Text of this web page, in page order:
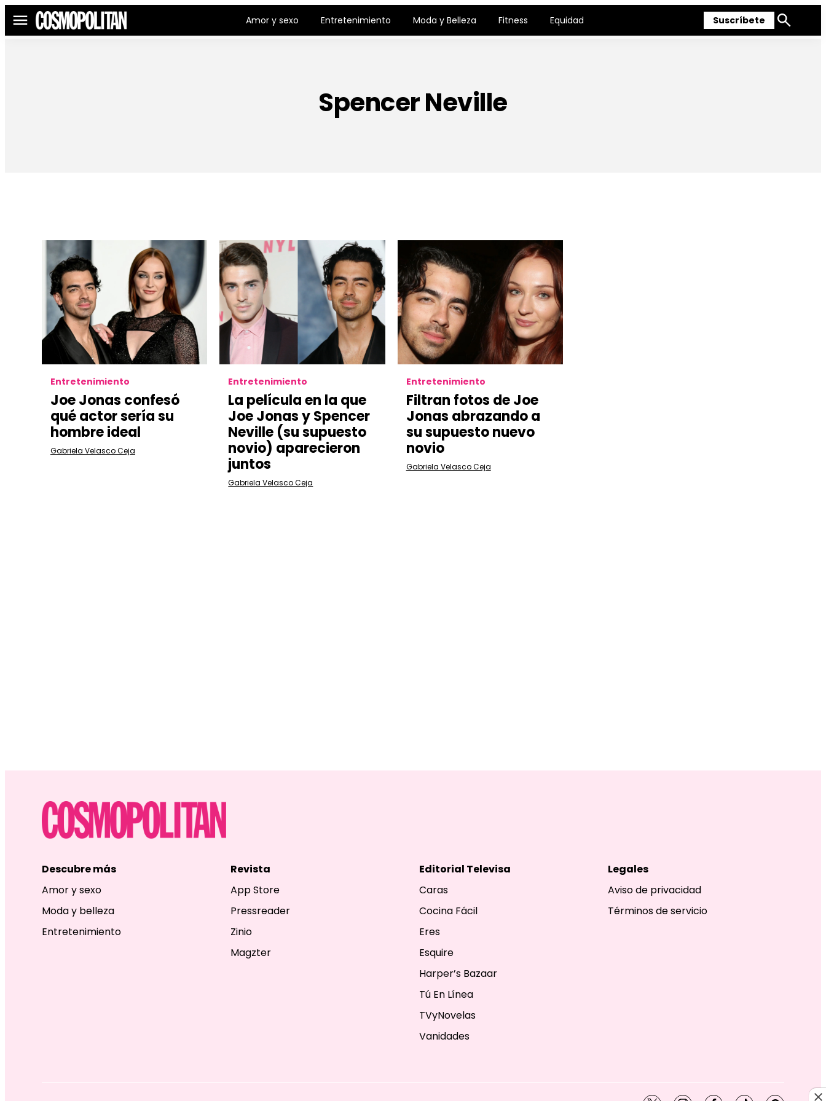
Menú Amor y sexo Entretenimiento Moda y Belleza Fitness Equidad Suscríbete
Mostrar
Spencer Neville
Entretenimiento
Joe Jonas confesó
qué actor sería su
hombre ideal
Gabriela Velasco Ceja
Entretenimiento
La película en la que
Joe Jonas y Spencer
Neville (su supuesto
novio) aparecieron
juntos
Gabriela Velasco Ceja
Entretenimiento
Filtran fotos de Joe
Jonas abrazando a
su supuesto nuevo
novio
Gabriela Velasco Ceja
Descubre más
Amor y sexo
Moda y belleza
Entretenimiento
Revista
App Store
Pressreader
Zinio
Magzter
Editorial Televisa
Caras
Cocina Fácil
Eres
Esquire
Harper’s Bazaar
Tú En Línea
TVyNovelas
Vanidades
Legales
Aviso de privacidad
Términos de servicio